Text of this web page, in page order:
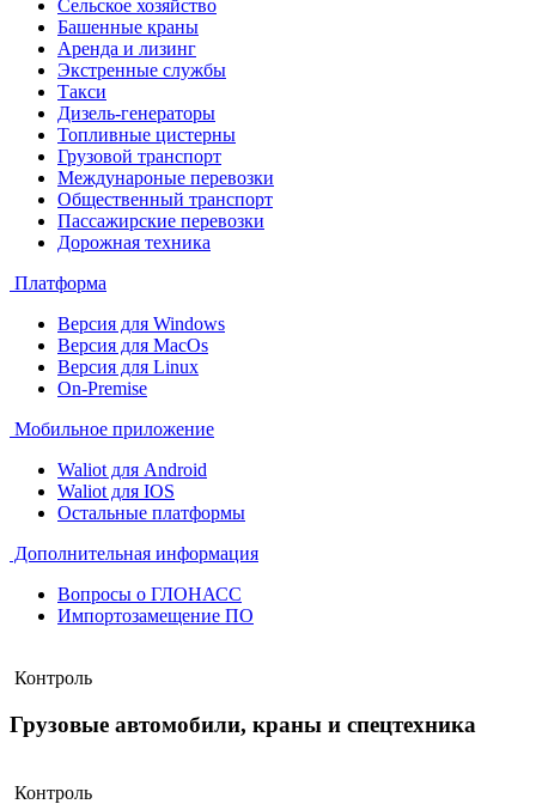
Сельское хозяйство
Башенные краны
Аренда и лизинг
Экстренные службы
Такси
Дизель-генераторы
Топливные цистерны
Грузовой транспорт
Междунароные перевозки
Общественный транспорт
Пассажирские перевозки
Дорожная техника
Платформа
Версия для Windows
Версия для MacOs
Версия для Linux
On-Premise
Мобильное приложение
Waliot для Android
Waliot для IOS
Остальные платформы
Дополнительная информация
Вопросы о ГЛОНАСС
Импортозамещение ПО
Контроль
Грузовые автомобили, краны и спецтехника
Контроль